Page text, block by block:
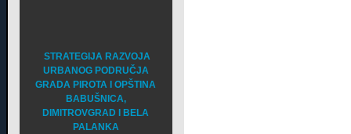
STRATEGIJA RAZVOJA
URBANOG PODRUČJA
GRADA PIROTA I OPŠTINA
BABUŠNICA,
DIMITROVGRAD I BELA
PALANKA